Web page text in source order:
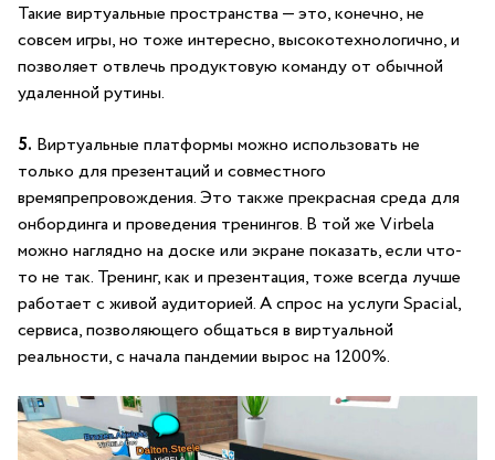
Такие виртуальные пространства — это, конечно, не
совсем игры, но тоже интересно, высокотехнологично, и
позволяет отвлечь продуктовую команду от обычной
удаленной рутины.
5. Виртуальные платформы можно использовать не
только для презентаций и совместного
времяпрепровождения. Это также прекрасная среда для
онбординга и проведения тренингов. В той же Virbela
можно наглядно на доске или экране показать, если что-
то не так. Тренинг, как и презентация, тоже всегда лучше
работает с живой аудиторией. А спрос на услуги Spacial,
сервиса, позволяющего общаться в виртуальной
реальности, с начала пандемии вырос на 1200%.